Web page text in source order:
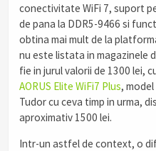
conectivitate WiFi 7, suport
de pana la DDR5-9466 si
obtina mai mult de la
nu este listata in magazinele
fie in jurul valorii de 1300 lei,
AORUS Elite WiFi7 Plus,
Tudor cu ceva timp in urma,
aproximativ 1500 lei.
Intr-un astfel de context, o